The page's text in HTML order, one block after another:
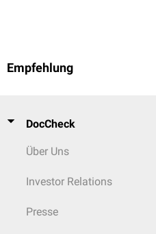
Empfehlung
DocCheck
Über Uns
Investor Relations
Presse